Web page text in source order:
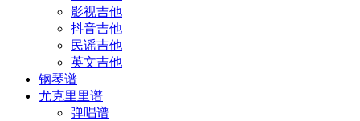
影视吉他
抖音吉他
民谣吉他
英文吉他
钢琴谱
尤克里里谱
弹唱谱